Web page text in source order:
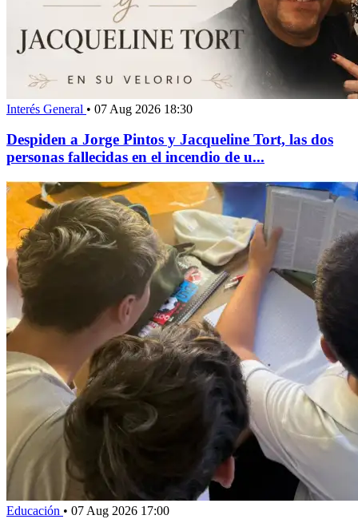
Interés General • 07 Aug 2026 18:30
Despiden a Jorge Pintos y Jacqueline Tort, las dos
personas fallecidas en el incendio de u...
Educación • 07 Aug 2026 17:00